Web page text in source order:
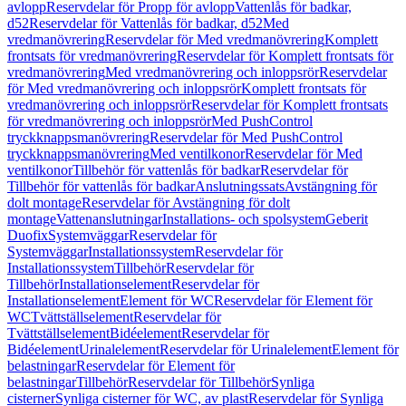
avloppReservdelar för Propp för avloppVattenlås för badkar,
d52Reservdelar för Vattenlås för badkar, d52Med
vredmanövreringReservdelar för Med vredmanövreringKomplett
frontsats för vredmanövreringReservdelar för Komplett frontsats för
vredmanövreringMed vredmanövrering och inloppsrörReservdelar
för Med vredmanövrering och inloppsrörKomplett frontsats för
vredmanövrering och inloppsrörReservdelar för Komplett frontsats
för vredmanövrering och inloppsrörMed PushControl
tryckknappsmanövreringReservdelar för Med PushControl
tryckknappsmanövreringMed ventilkonorReservdelar för Med
ventilkonorTillbehör för vattenlås för badkarReservdelar för
Tillbehör för vattenlås för badkarAnslutningssatsAvstängning för
dolt montageReservdelar för Avstängning för dolt
montageVattenanslutningarInstallations- och spolsystemGeberit
DuofixSystemväggarReservdelar för
SystemväggarInstallationssystemReservdelar för
InstallationssystemTillbehörReservdelar för
TillbehörInstallationselementReservdelar för
InstallationselementElement för WCReservdelar för Element för
WCTvättställselementReservdelar för
TvättställselementBidéelementReservdelar för
BidéelementUrinalelementReservdelar för UrinalelementElement för
belastningarReservdelar för Element för
belastningarTillbehörReservdelar för TillbehörSynliga
cisternerSynliga cisterner för WC, av plastReservdelar för Synliga